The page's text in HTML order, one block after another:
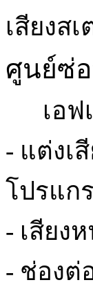
เสียงส
ศูนย์ซ่อ
- แต่งเ
โปรแก
- เสียง
- ช่องต่